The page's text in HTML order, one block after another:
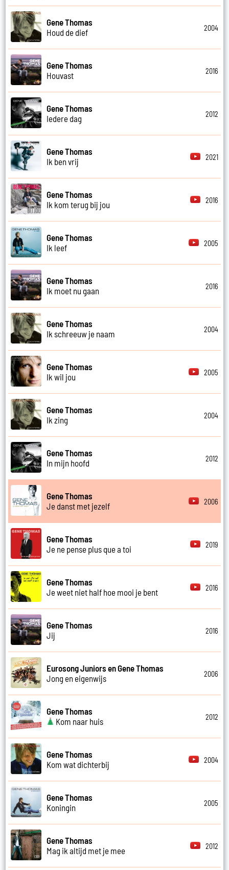
Gene Thomas
Houd de dief
2004
Gene Thomas
Houvast
2016
Gene Thomas
Iedere dag
2012
Gene Thomas
Ik ben vrij
2021
Gene Thomas
Ik kom terug bij jou
2016
Gene Thomas
Ik leef
2005
Gene Thomas
Ik moet nu gaan
2016
Gene Thomas
Ik schreeuw je naam
2004
Gene Thomas
Ik wil jou
2005
Gene Thomas
Ik zing
2004
Gene Thomas
In mijn hoofd
2012
Gene Thomas
Je danst met jezelf
2006
Gene Thomas
Je ne pense plus que a toi
2019
Gene Thomas
Je weet niet half hoe mooi je bent
2016
Gene Thomas
Jij
2016
Eurosong Juniors en Gene Thomas
Jong en eigenwijs
2006
Gene Thomas
Kom naar huis
2012
Gene Thomas
Kom wat dichterbij
2004
Gene Thomas
Koningin
2005
Gene Thomas
Mag ik altijd met je mee
2012